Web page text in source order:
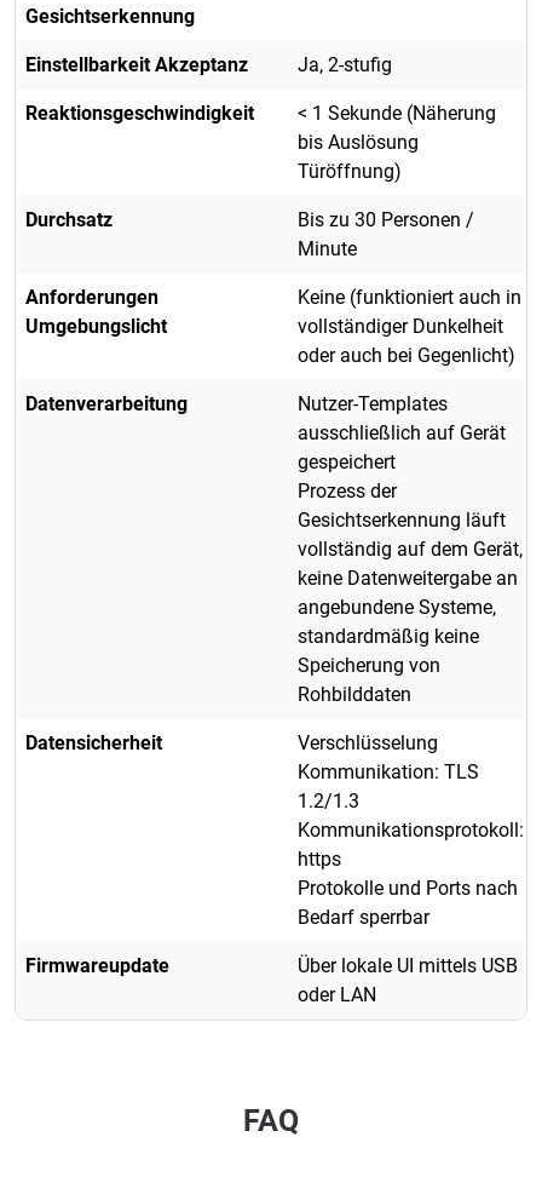
Gesichtserkennung
Einstellbarkeit Akzeptanz Ja, 2-stufig
Reaktionsgeschwindigkeit
< 1 Sekunde (Näherung
bis Auslösung
Türöffnung)
Durchsatz
Bis zu 30 Personen /
Minute
Anforderungen
Umgebungslicht
Keine (funktioniert auch in
vollständiger Dunkelheit
oder auch bei Gegenlicht)
Datenverarbeitung
Nutzer-Templates
ausschließlich auf Gerät
gespeichert
Prozess der
Gesichtserkennung läuft
vollständig auf dem Gerät,
keine Datenweitergabe an
angebundene Systeme,
standardmäßig keine
Speicherung von
Rohbilddaten
Datensicherheit
Verschlüsselung
Kommunikation: TLS
1.2/1.3
Kommunikationsprotokoll:
https
Protokolle und Ports nach
Bedarf sperrbar
Firmwareupdate
Über lokale UI mittels USB
oder LAN
FAQ